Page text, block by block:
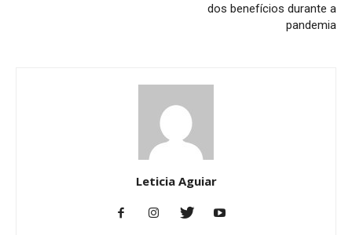
dos benefícios durante a
pandemia
Leticia Aguiar